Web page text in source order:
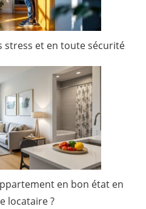
stress et en toute sécurité
en bon état en
locataire ?